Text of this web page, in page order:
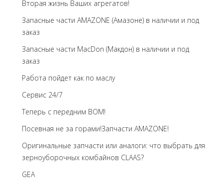
Вторая жизнь Ваших агрегатов!
Запасные части AMAZONE (Амазоне) в наличии и под
заказ
Запасные части MacDon (Макдон) в наличии и под
заказ
Работа пойдет как по маслу
Сервис 24/7
Теперь с передним BOM!
Посевная не за горами!Запчасти AMAZONE!
Оригинальные запчасти или аналоги: что выбрать для
зерноуборочных комбайнов CLAAS?
GEA